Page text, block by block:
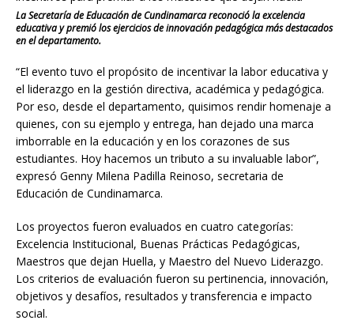
La Secretaría de Educación de Cundinamarca reconoció la excelencia
educativa y premió los ejercicios de innovación pedagógica más destacados
en el departamento.
“El evento tuvo el propósito de incentivar la labor educativa y
el liderazgo en la gestión directiva, académica y pedagógica.
Por eso, desde el departamento, quisimos rendir homenaje a
quienes, con su ejemplo y entrega, han dejado una marca
imborrable en la educación y en los corazones de sus
estudiantes. Hoy hacemos un tributo a su invaluable labor”,
expresó Genny Milena Padilla Reinoso, secretaria de
Educación de Cundinamarca.
Los proyectos fueron evaluados en cuatro categorías:
Excelencia Institucional, Buenas Prácticas Pedagógicas,
Maestros que dejan Huella, y Maestro del Nuevo Liderazgo.
Los criterios de evaluación fueron su pertinencia, innovación,
objetivos y desafíos, resultados y transferencia e impacto
social.